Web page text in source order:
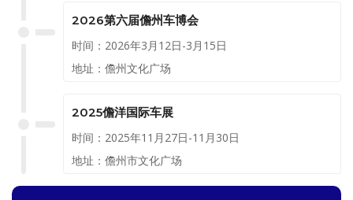
2026第六届儋州车博会
时间：2026年3月12日-3月15日
地址：儋州文化广场
2025儋洋国际车展
时间：2025年11月27日-11月30日
地址：儋州市文化广场